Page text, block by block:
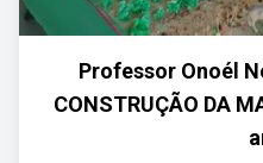
Professor Onoél
CONSTRUÇÃO DA